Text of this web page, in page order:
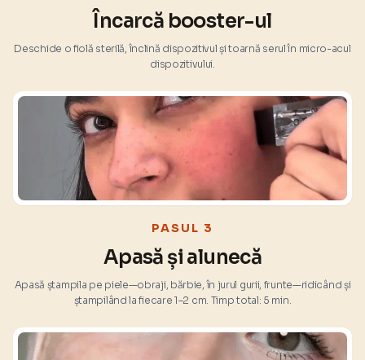
Încarcă booster-ul
Deschide o fiolă sterilă, înclină dispozitivul și toarnă serul în micro-acul
dispozitivului.
PASUL 3
Apasă și alunecă
Apasă ștampila pe piele—obraji, bărbie, în jurul gurii, frunte—ridicând și
ștampilând la fiecare 1–2 cm. Timp total: 5 min.